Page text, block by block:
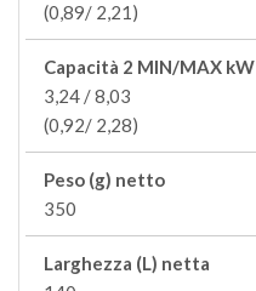
(0,89/ 2,21)
Capacità 2 MIN/MAX
3,24 / 8,03
(0,92/ 2,28)
Peso (g) netto
350
Larghezza (L) netta